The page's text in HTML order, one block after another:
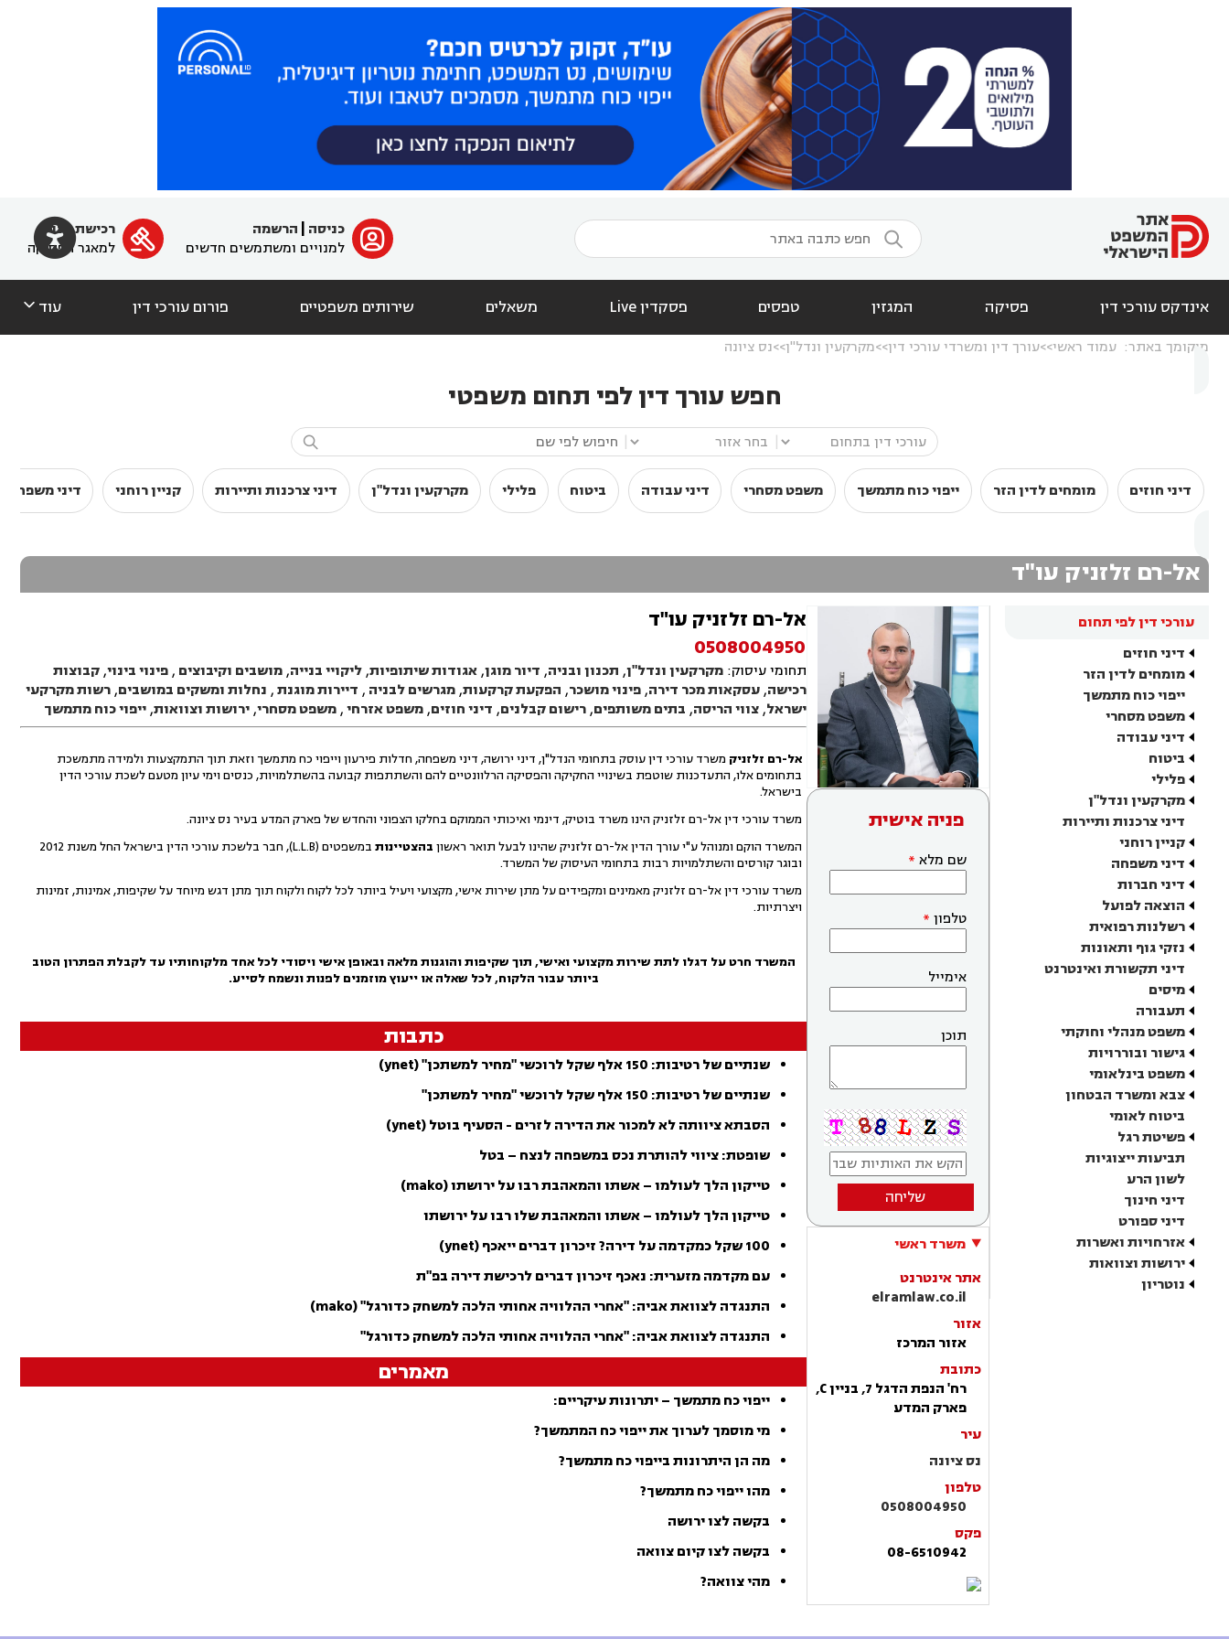
  ﱐ כניסה
הרשמה
למנויים ומשתמשים חדשים

רכישת מנוי
למאגר הפסיקה
אינדקס עורכי דין פסיקה המגזין טפסים פסקדין Live משאלים שירותים משפטיים פורום עורכי דין עוד 
מיקומך באתר: עמוד ראשי עורך דין ומשרדי עורכי דין מקרקעין ונדל"ן נס ציונה
חפש עורך דין לפי תחום משפטי

דיני חוזים מומחים לדין הזר ייפוי כוח מתמשך משפט מסחרי דיני עבודה ביטוח פלילי מקרקעין ונדל"ן דיני צרכנות ותיירות קניין רוחני דיני משפחה
אל-רם זלזניק עו"ד
עורכי דין לפי תחום
דיני חוזים
מומחים לדין הזר
ייפוי כוח מתמשך
משפט מסחרי
דיני עבודה
ביטוח
פלילי
מקרקעין ונדל"ן
דיני צרכנות ותיירות
קניין רוחני
דיני משפחה
דיני חברות
הוצאה לפועל
רשלנות רפואית
נזקי גוף ותאונות
דיני תקשורת ואינטרנט
מיסים
תעבורה
משפט מנהלי וחוקתי
גישור ובוררויות
משפט בינלאומי
צבא ומשרד הבטחון
ביטוח לאומי
פשיטת רגל
תביעות ייצוגיות
לשון הרע
דיני חינוך
דיני ספורט
אזרחויות ואשרות
ירושות וצוואות
נוטריון
פניה אישית
שם מלא
טלפון
אימייל
תוכן
שליחה
משרד ראשי
אתר אינטרנט
elramlaw.co.il
אזור
אזור המרכז
כתובת
רח' הנפת הדגל 7, בניין C,
פארק המדע
עיר
נס ציונה
טלפון
0508004950
פקס
08-6510942
אל-רם זלזניק עו"ד
0508004950
תחומי עיסוק: מקרקעין ונדל"ן, תכנון ובניה, דיור מוגן,אגודות שיתופיות,ליקויי בנייה,מושבים וקיבוצים ,פינוי בינוי,קבוצות
רכישה,עסקאות מכר דירה,פינוי מושכר, הפקעת קרקעות,מגרשים לבניה , דיירות מוגנת, נחלות ומשקים במושבים,רשות מקרקעי
ישראל,צווי הריסה, בתים משותפים,רישום קבלנים, דיני חוזים,משפט אזרחי,משפט מסחרי,ירושות וצוואות,ייפוי כוח מתמשך
אל-רם זלזניק משרד עורכי דין עוסק בתחומי הנדל"ן, דיני ירושה, דיני משפחה, חדלות פירעון וייפוי כח מתמשך וזאת תוך התמקצעות ולמידה מתמשכת
בתחומים אלו, התעדכנות שוטפת בשינויי החקיקה והפסיקה הרלוונטיים להם והשתתפות קבועה בהשתלמויות, כנסים וימי עיון מטעם לשכת עורכי הדין
בישראל.
משרד עורכי דין אל-רם זלזניק הינו משרד בוטיק, דינמי ואיכותי הממוקם בחלקו הצפוני והחדש של פארק המדע בעיר נס ציונה.
המשרד הוקם ומנוהל ע"י עורך הדין אל-רם זלזניק שהינו לבעל תואר ראשון בהצטיינות
במשפטים (L.L.B), חבר בלשכת עורכי הדין בישראל החל משנת 2012
ובוגר קורסים והשתלמויות רבות בתחומי העיסוק של המשרד.
משרד עורכי דין אל-רם זלזניק מאמינים ומקפידים על מתן שירות אישי, מקצועי ויעיל ביותר לכל לקוח ולקוח תוך מתן דגש מיוחד על שקיפות, אמינות, זמינות
ויצרתיות.
המשרד חרט על דגלו לתת שירות מקצועי ואישי, תוך שקיפות והוגנות מלאה ובאופן אישי ויסודי לכל אחד מלקוחותיו עד לקבלת הפתרון הטוב
ביותר עבור הלקוח, לכל שאלה או ייעוץ מוזמנים לפנות ונשמח לסייע.
כתבות
שנתיים של רטיבות: 150 אלף שקל לרוכשי "מחיר למשתכן" (ynet)
שנתיים של רטיבות: 150 אלף שקל לרוכשי "מחיר למשתכן"
הסבתא ציוותה לא למכור את הדירה לזרים - הסעיף בוטל (ynet)
שופטת: ציווי להותרת נכס במשפחה לנצח – בטל
טייקון הלך לעולמו – אשתו והמאהבת רבו על ירושתו (mako)
טייקון הלך לעולמו – אשתו והמאהבת שלו רבו על ירושתו
100 שקל כמקדמה על דירה? זיכרון דברים ייאכף (ynet)
עם מקדמה מזערית: נאכף זיכרון דברים לרכישת דירה בפ"ת
התנגדה לצוואת אביה: "אחרי ההלוויה אחותי הלכה למשחק כדורגל" (mako)
התנגדה לצוואת אביה: "אחרי ההלוויה אחותי הלכה למשחק כדורגל"
מאמרים
ייפוי כח מתמשך – יתרונות עיקריים:
מי מוסמך לערוך את ייפוי כח המתמשך?
מה הן היתרונות בייפוי כח מתמשך?
מהו ייפוי כח מתמשך?
בקשה לצו ירושה
בקשה לצו קיום צוואה
מהי צוואה?